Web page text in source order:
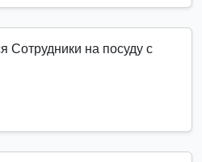
Сотрудники на посуду с